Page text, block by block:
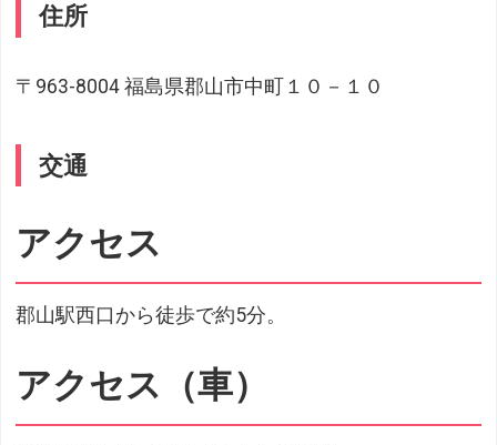
住所
〒963-8004 福島県郡山市中町１０－１０
交通
アクセス
郡山駅西口から徒歩で約5分。
アクセス（車）